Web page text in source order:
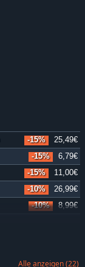
-15% 25,49€
-15% 6,79€
-15% 11,00€
-10% 26,99€
-10% 8,99€
Alle anzeigen (22)